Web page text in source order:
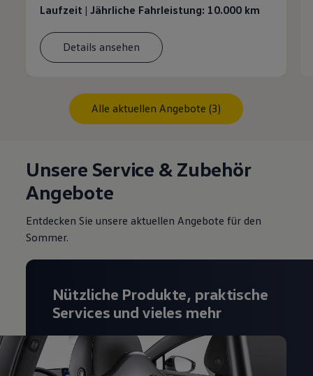
Laufzeit | Jährliche Fahrleistung: 10.000 km
Details ansehen
Alle aktuellen Angebote (3)
Unsere Service & Zubehör
Angebote
Entdecken Sie unsere aktuellen Angebote für den
Sommer.
Nützliche Produkte, praktische
Services und vieles mehr